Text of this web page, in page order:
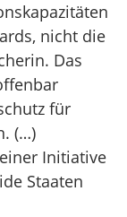
nicht die
Das
für
(…)
Initiative
Staaten